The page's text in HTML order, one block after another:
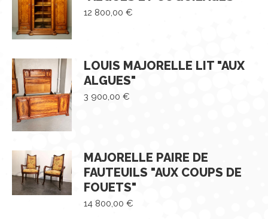
12 800,00 €
LOUIS MAJORELLE LIT "AUX
ALGUES"
3 900,00 €
MAJORELLE PAIRE DE
FAUTEUILS "AUX COUPS DE
FOUETS"
14 800,00 €